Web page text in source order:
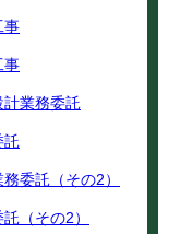
事
事
計業務委託
託
委託（その2）
（その2）